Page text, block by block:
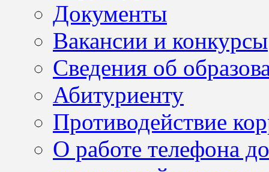
Документы
Вакансии и конкурсы
Сведения об
Абитуриенту
Противодействие
О работе телефона